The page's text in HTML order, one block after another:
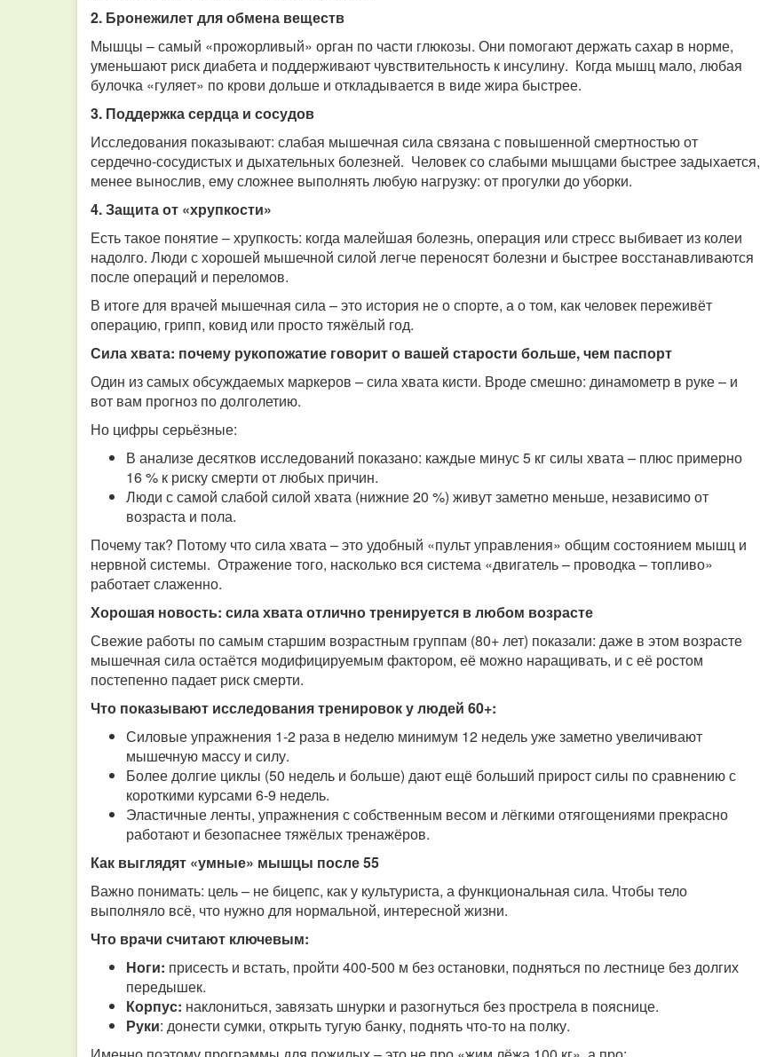
2. Бронежилет для обмена веществ
Мышцы – самый «прожорливый» орган по части глюкозы. Они помогают держать сахар в норме,
уменьшают риск диабета и поддерживают чувствительность к инсулину. Когда мышц мало, любая
булочка «гуляет» по крови дольше и откладывается в виде жира быстрее.
3. Поддержка сердца и сосудов
Исследования показывают: слабая мышечная сила связана с повышенной смертностью от
сердечно‑сосудистых и дыхательных болезней. Человек со слабыми мышцами быстрее задыхается,
менее вынослив, ему сложнее выполнять любую нагрузку: от прогулки до уборки.
4. Защита от «хрупкости»
Есть такое понятие – хрупкость: когда малейшая болезнь, операция или стресс выбивает из колеи
надолго. Люди с хорошей мышечной силой легче переносят болезни и быстрее восстанавливаются
после операций и переломов.
В итоге для врачей мышечная сила – это история не о спорте, а о том, как человек переживёт
операцию, грипп, ковид или просто тяжёлый год.
Сила хвата: почему рукопожатие говорит о вашей старости больше, чем паспорт
Один из самых обсуждаемых маркеров – сила хвата кисти. Вроде смешно: динамометр в руке – и
вот вам прогноз по долголетию.
Но цифры серьёзные:
В анализе десятков исследований показано: каждые минус 5 кг силы хвата – плюс примерно
16 % к риску смерти от любых причин.
Люди с самой слабой силой хвата (нижние 20 %) живут заметно меньше, независимо от
возраста и пола.
Почему так? Потому что сила хвата – это удобный «пульт управления» общим состоянием мышц и
нервной системы. Отражение того, насколько вся система «двигатель – проводка – топливо»
работает слаженно.
Хорошая новость: сила хвата отлично тренируется в любом возрасте
Свежие работы по самым старшим возрастным группам (80+ лет) показали: даже в этом возрасте
мышечная сила остаётся модифицируемым фактором, её можно наращивать, и с её ростом
постепенно падает риск смерти.
Что показывают исследования тренировок у людей 60+:
Силовые упражнения 1-2 раза в неделю минимум 12 недель уже заметно увеличивают
мышечную массу и силу.
Более долгие циклы (50 недель и больше) дают ещё больший прирост силы по сравнению с
короткими курсами 6-9 недель.
Эластичные ленты, упражнения с собственным весом и лёгкими отягощениями прекрасно
работают и безопаснее тяжёлых тренажёров.
Как выглядят «умные» мышцы после 55
Важно понимать: цель – не бицепс, как у культуриста, а функциональная сила. Чтобы тело
выполняло всё, что нужно для нормальной, интересной жизни.
Что врачи считают ключевым:
Ноги: присесть и встать, пройти 400-500 м без остановки, подняться по лестнице без долгих
передышек.
Корпус: наклониться, завязать шнурки и разогнуться без прострела в пояснице.
Руки: донести сумки, открыть тугую банку, поднять что‑то на полку.